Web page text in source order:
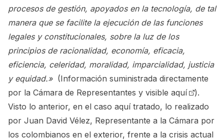
procesos de gestión, apoyados en la tecnología, de tal
manera que se facilite la ejecución de las funciones
legales y constitucionales, sobre la luz de los
principios de racionalidad, economía, eficacia,
eficiencia, celeridad, moralidad, imparcialidad, justicia
y equidad.» (Información suministrada directamente
por la Cámara de Representantes y visible aquí
).
Visto lo anterior, en el caso aquí tratado, lo realizado
por Juan David Vélez, Representante a la Cámara por
los colombianos en el exterior, frente a la crisis actual